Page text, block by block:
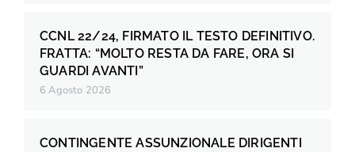
CCNL 22/24, FIRMATO IL TESTO DEFINITIVO.
FRATTA: “MOLTO RESTA DA FARE, ORA SI
GUARDI AVANTI”
6 Agosto 2026
CONTINGENTE ASSUNZIONALE DIRIGENTI